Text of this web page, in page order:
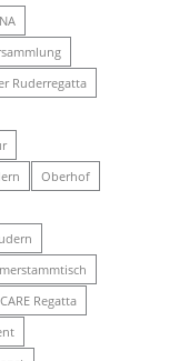
Ruderregatta
Oberhof
Regatta